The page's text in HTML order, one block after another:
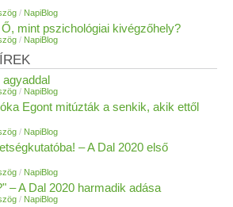
/ NapiBlog
mint pszichológiai kivégzőhely?
/ NapiBlog
/ NapiBlog
Egont mitúzták a senkik, akik ettől
/ NapiBlog
– A Dal 2020 első
/ NapiBlog
– A Dal 2020 harmadik adása
/ NapiBlog